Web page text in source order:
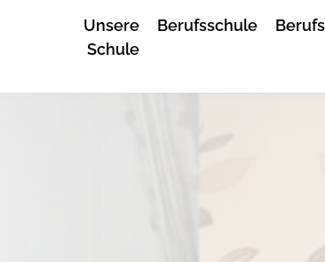
Unsere
Schule
Berufsschule